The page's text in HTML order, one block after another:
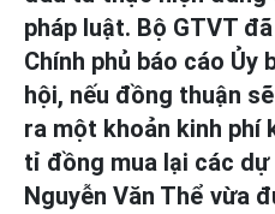
pháp luật. Bộ GTVT
Chính phủ báo cáo Ủy
hội, nếu đồng thuận
ra một khoản kinh phí
tỉ đồng mua lại các dự
Nguyễn Văn Thể vừa